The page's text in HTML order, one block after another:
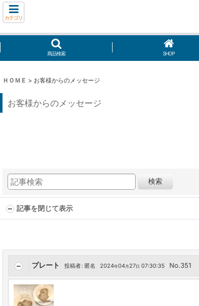
カテゴリ
商品検索 SHOP
ＨＯＭＥ > お客様からのメッセージ
お客様からのメッセージ
検索
記事を閉じて表示
プレート 投稿者: 匿名 2024年04月27日 07:30:35 No.351